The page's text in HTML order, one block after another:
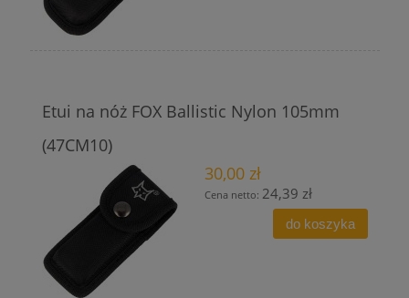
Etui na nóż FOX Ballistic Nylon 105mm
(47CM10)
30,00 zł
Cena netto: 24,39 zł
do koszyka